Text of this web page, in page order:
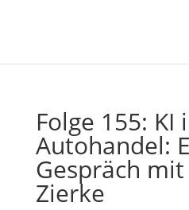
Folge 155: KI
Autohandel:
Gespräch
Zierke